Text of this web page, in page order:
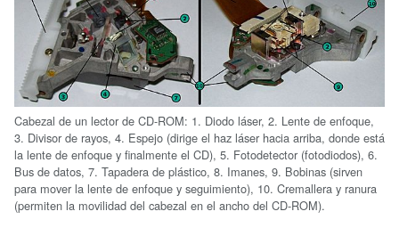
Cabezal de un lector de CD-ROM: 1. Diodo láser, 2. Lente de enfoque,
3. Divisor de rayos, 4. Espejo (dirige el haz láser hacia arriba, donde está
la lente de enfoque y finalmente el CD), 5. Fotodetector (fotodiodos), 6.
Bus de datos, 7. Tapadera de plástico, 8. Imanes, 9. Bobinas (sirven
para mover la lente de enfoque y seguimiento), 10. Cremallera y ranura
(permiten la movilidad del cabezal en el ancho del CD-ROM).